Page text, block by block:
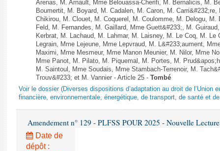
Arenas, M. Arnault, Mme Belouassa-Cherifi, M. Bernalicis, M.
Boumertit, M. Boyard, M. Cadalen, M. Caron, M.
Chikirou, M. Clouet, M. Coquerel, M. Coulomme, M. Delogu, M.
Feld, M. Fernandes, M. Gaillard, Mme Guett&#233;, M.
Kerbrat, M. Lachaud, M. Lahmar, M. Laisney, M. Le Coq, M. Le
Legrain, Mme Lejeune, Mme Lepvraud, M. L&#233;aument,
Maximi, Mme Mesmeur, Mme Manon Meunier, M. Nilor, Mme
Mme Panot, M. Pilato, M. Piquemal, M. Portes, M.
M. Saintoul, Mme Soudais, Mme Stambach-Terrenoir, M.
Trouv&#233; et M. Vannier - Article 25 - Tombé
Voir le dossier (Diverses dispositions d’adaptation au droit de l’Union
financière, environnementale, énergétique, de transport, de santé et
Amendement n° 129 - PLFSS POUR 2025 - Nouvelle
Date de
dépôt :